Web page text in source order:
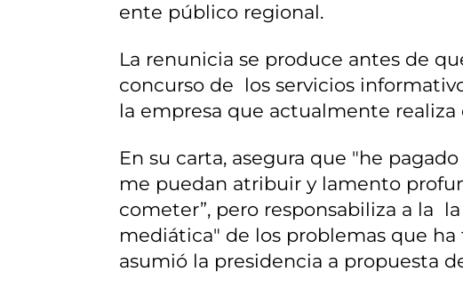
ente público regional.
La renunicia se produce antes de
concurso de los servicios
la empresa que actualmente realiza
En su carta, asegura que "he
me puedan atribuir y lamento
cometer”, pero responsabiliza a la
mediática" de los problemas que
asumió la presidencia a propuesta